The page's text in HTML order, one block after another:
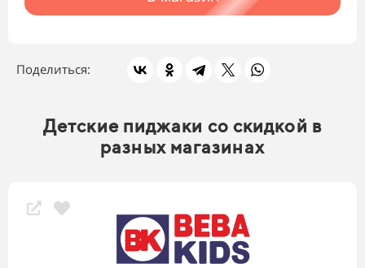
Поделиться:
Детские пиджаки со скидкой в
разных магазинах